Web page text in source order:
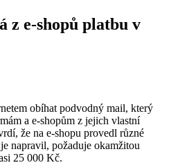
z e-shopů platbu v
obíhat podvodný mail, který
a e-shopům z jejich vlastní
že na e-shopu provedl různé
napravil, požaduje okamžitou
25 000 Kč.